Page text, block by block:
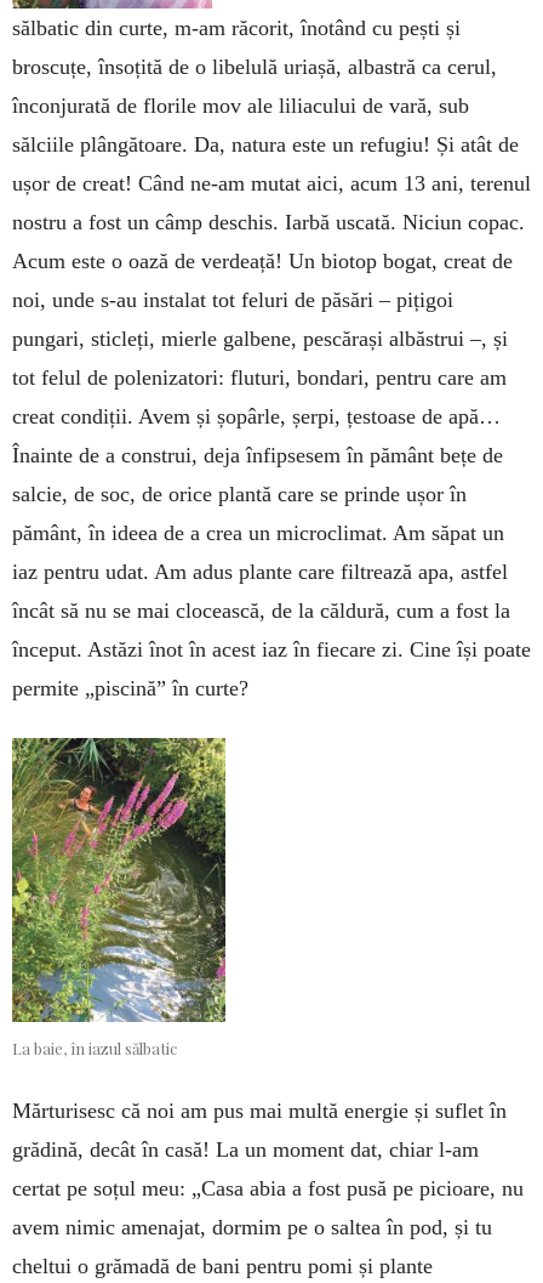
sălbatic din curte, m-am răcorit, înotând cu pești și
broscuțe, însoțită de o libelulă uriașă, albastră ca cerul,
înconjurată de florile mov ale liliacului de vară, sub
sălciile plângătoare. Da, natura este un refugiu! Și atât de
ușor de creat! Când ne-am mutat aici, acum 13 ani, terenul
nostru a fost un câmp deschis. Iarbă uscată. Niciun copac.
Acum este o oază de verdeață! Un biotop bogat, creat de
noi, unde s-au instalat tot feluri de păsări – pițigoi
pungari, sticleți, mierle galbene, pescărași albăstrui –, și
tot felul de polenizatori: fluturi, bondari, pentru care am
creat condiții. Avem și șopârle, șerpi, țestoase de apă…
Înainte de a construi, deja înfipsesem în pământ bețe de
salcie, de soc, de orice plantă care se prinde ușor în
pământ, în ideea de a crea un microclimat. Am săpat un
iaz pentru udat. Am adus plante care filtrează apa, astfel
încât să nu se mai clocească, de la căldură, cum a fost la
început. Astăzi înot în acest iaz în fiecare zi. Cine își poate
permite „piscină” în ­curte?
La baie, în iazul sălbatic
Mărturisesc că noi am pus mai multă energie și suflet în
grădină, decât în casă! La un moment dat, chiar l-am
certat pe soțul meu: „Casa abia a fost pusă pe picioare, nu
avem nimic amenajat, dormim pe o saltea în pod, și tu
cheltui o grămadă de bani pentru pomi și plante